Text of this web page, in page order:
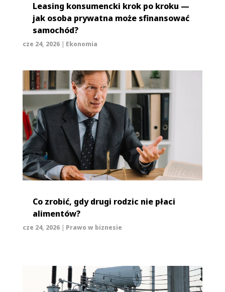
Leasing konsumencki krok po kroku —
jak osoba prywatna może sfinansować
samochód?
cze 24, 2026| Ekonomia
Co zrobić, gdy drugi rodzic nie płaci
alimentów?
cze 24, 2026| Prawo w biznesie